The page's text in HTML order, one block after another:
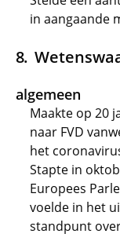
in aangaande
algemeen
Maakte op 20
naar FVD
het
Stapte in
Europees
voelde in het
standpunt